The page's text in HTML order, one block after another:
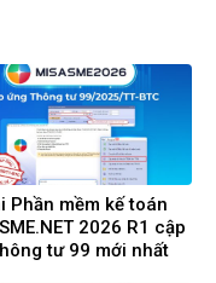
Phần mềm kế toán
2026 R1 cập
tư 99 mới nhất